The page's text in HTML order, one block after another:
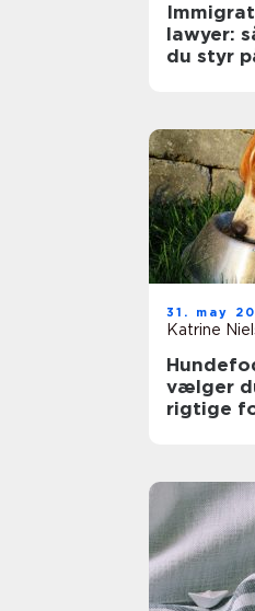
lawyer:
du styr
31. may
Katrine
Hundefoder
vælger
rigtige